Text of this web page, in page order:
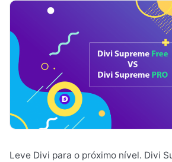
Leve Divi para o próximo nível. Divi